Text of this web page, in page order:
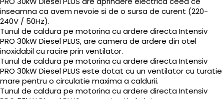
inseamna ca avem nevoie si de o sursa de curent (220-
240V / 50Hz).
Tunul de caldura pe motorina cu ardere directa Intensiv
PRO 30kW Diesel PLUS, are camera de ardere din otel
inoxidabil cu racire prin ventilator.
Tunul de caldura pe motorina cu ardere directa Intensiv
PRO 30kW Diesel PLUS este dotat cu un ventilator cu turatie
mare pentru o circulatie maxima a caldurii.
Tunul de caldura pe motorina cu ardere directa Intensiv